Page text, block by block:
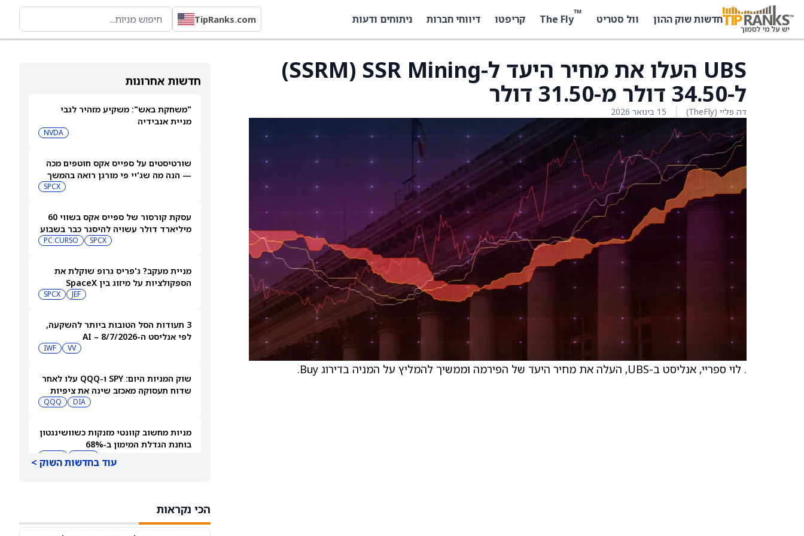
חדשות שוק ההון וול סטריט ™
The Fly קריפטו דיווחי חברות ניתוחים ודעות TipRanks.com
חדשות אחרונות
"משחקת באש": משקיע מזהיר לגבי
מניית אנבידיה
NVDA
שורטיסטים על ספייס אקס חוטפים מכה
— הנה מה שג'יי פי מורגן רואה בהמשך
SPCX
עסקת קורסור של ספייס אקס בשווי 60
מיליארד דולר עשויה להיסגר כבר בשבוע
SPCX
PC:CURSO
מניית מעקב? ג'פריס גרופ שוקלת את
הספקולציות על מיזוג בין SpaceX
JEF
SPCX
3 תעודות הסל הטובות ביותר להשקעה,
לפי אנליסט ה-AI – 8/7/2026
VV
IWF
שוק המניות היום: SPY ו-QQQ עלו לאחר
שדוח תעסוקה מאכזב שינה את ציפיות
DIA
QQQ
מניות מחשוב קוונטי מזנקות כשוושינגטון
בוחנת הגדלת המימון ב-68%
עוד בחדשות השוק >
הכי נקראות
UBS העלו את מחיר היעד ל-SSR Mining ‏(SSRM)
ל-34.50 דולר מ-31.50 דולר
דה פליי (TheFly) 15 בינואר 2026
. לוי ספריי, אנליסט ב-UBS, העלה את מחיר היעד של הפירמה וממשיך להמליץ על המניה בדירוג Buy.